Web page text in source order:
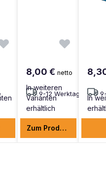
8,00 €netto
9-12 Werktage
In weiteren
Varianten
erhältlich
Zum Produkt
In